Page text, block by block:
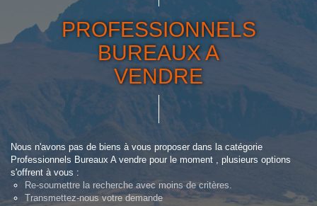
PROFESSIONNELS
BUREAUX A
VENDRE
Nous n'avons pas de biens à vous proposer dans la catégorie
Professionnels Bureaux A vendre pour le moment , plusieurs options
s'offrent à vous :
Re-soumettre la recherche avec moins de critères.
Transmettez-nous votre demande